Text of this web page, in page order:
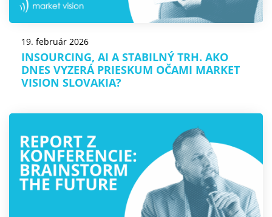
19. február 2026
INSOURCING, AI A STABILNÝ TRH. AKO
DNES VYZERÁ PRIESKUM OČAMI MARKET
VISION SLOVAKIA?